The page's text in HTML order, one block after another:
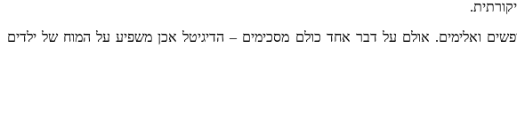
ואלימים. אולם על דבר אחד כולם מסכימים – הדיגיטל אכן משפיע על המוח של ילדים